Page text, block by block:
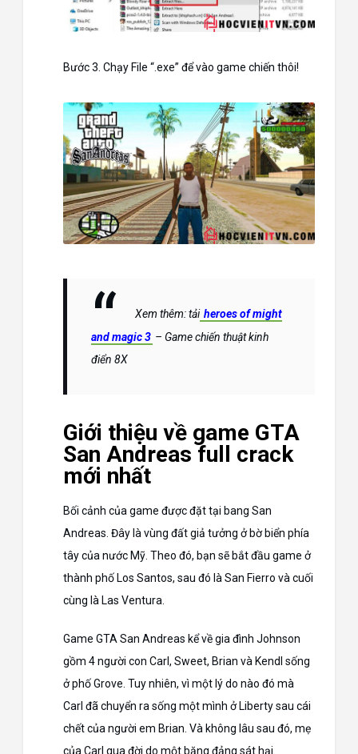
Bước 3. Chạy File “.exe” để vào game chiến thôi!
Xem thêm: tải heroes of might
and magic 3 – Game chiến thuật kinh
điển 8X
Giới thiệu về game GTA
San Andreas full crack
mới nhất
Bối cảnh của game được đặt tại bang San
Andreas. Đây là vùng đất giả tưởng ở bờ biển phía
tây của nước Mỹ. Theo đó, bạn sẽ bắt đầu game ở
thành phố Los Santos, sau đó là San Fierro và cuối
cùng là Las Ventura.
Game GTA San Andreas kể về gia đình Johnson
gồm 4 người con Carl, Sweet, Brian và Kendl sống
ở phố Grove. Tuy nhiên, vì một lý do nào đó mà
Carl đã chuyển ra sống một mình ở Liberty sau cái
chết của người em Brian. Và không lâu sau đó, mẹ
của Carl qua đời do một băng đảng sát hại.